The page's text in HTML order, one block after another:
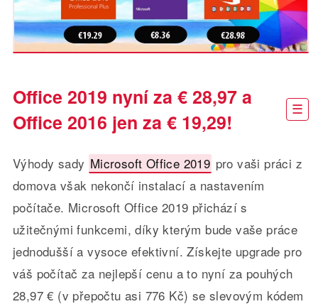
Office 2019 nyní za € 28,97 a
Office 2016 jen za € 19,29!
Výhody sady Microsoft Office 2019 pro vaši práci z
domova však nekončí instalací a nastavením
počítače. Microsoft Office 2019 přichází s
užitečnými funkcemi, díky kterým bude vaše práce
jednodušší a vysoce efektivní. Získejte upgrade pro
váš počítač za nejlepší cenu a to nyní za pouhých
28,97 € (v přepočtu asi 776 Kč) se slevovým kódem